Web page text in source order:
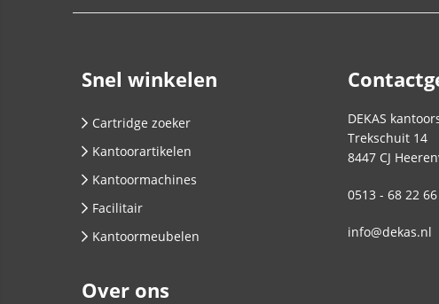
Snel winkelen
Cartridge zoeker
Kantoorartikelen
Kantoormachines
Facilitair
Kantoormeubelen
Over ons
DEKAS
Trekschuit 14
8447 CJ
0513 - 68 22 66
info@dekas.nl